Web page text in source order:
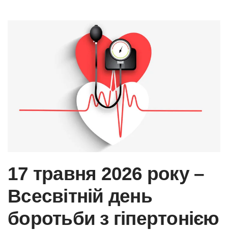
Skip to main content
17 травня 2026 року –
Всесвітній день
боротьби з гіпертонією